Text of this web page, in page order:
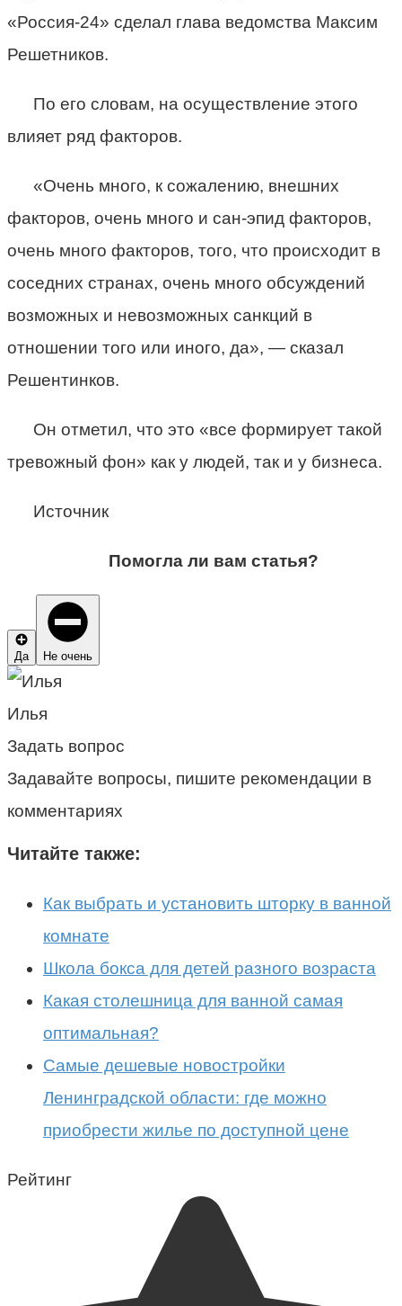
«Россия-24» сделал глава ведомства Максим
Решетников.
По его словам, на осуществление этого
влияет ряд факторов.
«Очень много, к сожалению, внешних
факторов, очень много и сан-эпид факторов,
очень много факторов, того, что происходит в
соседних странах, очень много обсуждений
возможных и невозможных санкций в
отношении того или иного, да», — сказал
Решентинков.
Он отметил, что это «все формирует такой
тревожный фон» как у людей, так и у бизнеса.
Источник
Помогла ли вам статья?
Да Не очень
Илья
Задать вопрос
Задавайте вопросы, пишите рекомендации в
комментариях
Читайте также:
Как выбрать и установить шторку в ванной
комнате
Школа бокса для детей разного возраста
Какая столешница для ванной самая
оптимальная?
Самые дешевые новостройки
Ленинградской области: где можно
приобрести жилье по доступной цене
Рейтинг